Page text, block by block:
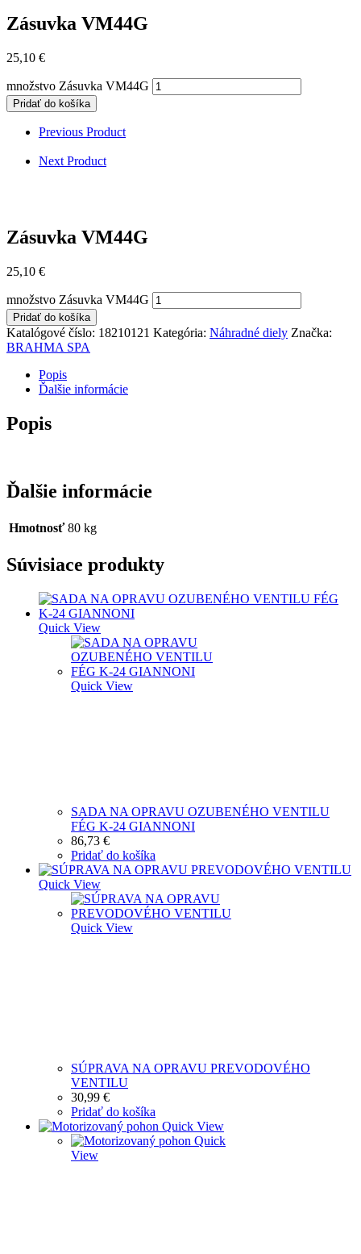
Zásuvka VM44G
25,10 €
množstvo Zásuvka VM44G
Pridať do košíka
Previous Product
Next Product
Zásuvka VM44G
25,10 €
množstvo Zásuvka VM44G
Pridať do košíka
Katalógové číslo: 18210121 Kategória: Náhradné diely Značka:
BRAHMA SPA
Popis
Ďalšie informácie
Popis
Ďalšie informácie
Hmotnosť 80 kg
Súvisiace produkty
Quick View
Quick View
SADA NA OPRAVU OZUBENÉHO VENTILU
FÉG K-24 GIANNONI
86,73 €
Pridať do košíka
Quick View
Quick View
SÚPRAVA NA OPRAVU PREVODOVÉHO
VENTILU
30,99 €
Pridať do košíka
Quick View
Quick
View